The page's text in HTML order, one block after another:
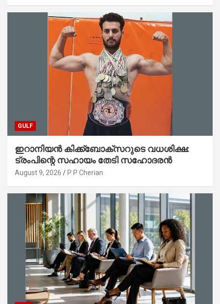
GULF
ഇറാനിയൻ കിക്ക്ബോക്സറുടെ വധശിക്ഷ:
ട്രംപിന്റെ സഹായം തേടി സഹോദരൻ
August 9, 2026 P P Cherian